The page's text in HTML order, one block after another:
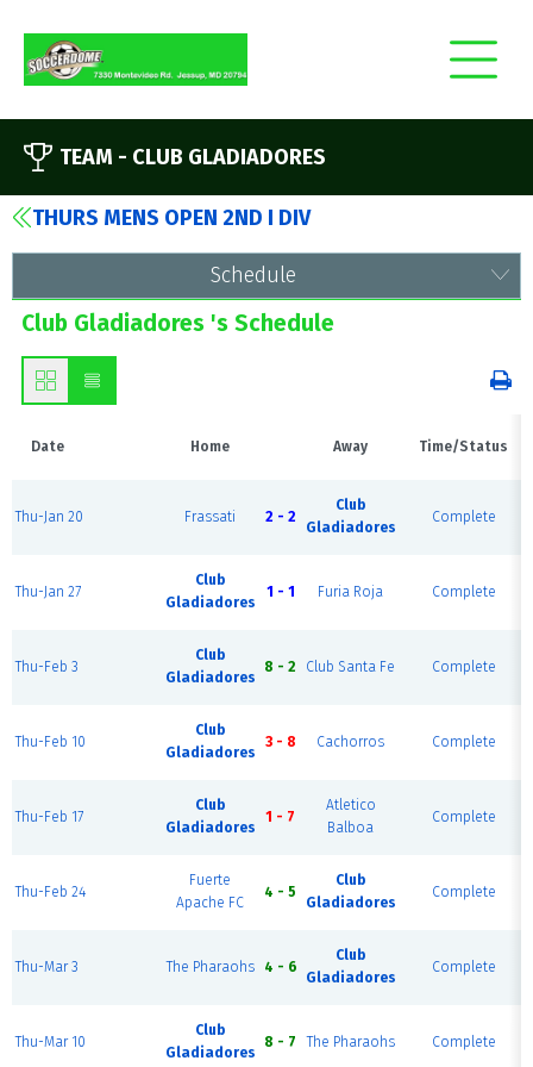
TEAM - CLUB GLADIADORES
THURS MENS OPEN 2ND I DIV
Schedule
Club Gladiadores 's Schedule
Date Home Away Time/Status
Thu-Jan 20 Frassati 2 - 2
Club
Gladiadores
Complete
Thu-Jan 27
Club
Gladiadores
1 - 1 Furia Roja Complete
Thu-Feb 3
Club
Gladiadores
8 - 2 Club Santa Fe Complete
Thu-Feb 10
Club
Gladiadores
3 - 8 Cachorros Complete
Thu-Feb 17
Club
Gladiadores
1 - 7
Atletico
Balboa
Complete
Thu-Feb 24
Fuerte
Apache FC
4 - 5
Club
Gladiadores
Complete
Thu-Mar 3 The Pharaohs 4 - 6
Club
Gladiadores
Complete
Thu-Mar 10
Club
Gladiadores
8 - 7 The Pharaohs Complete